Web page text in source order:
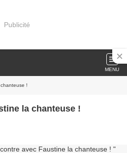
Publicité
MENU
!
la chanteuse !